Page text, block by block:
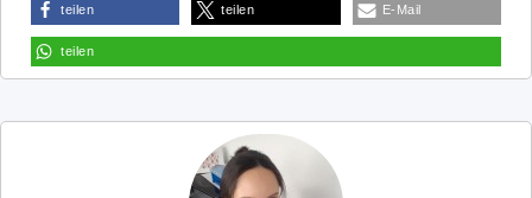
teilen teilen E-Mail
teilen